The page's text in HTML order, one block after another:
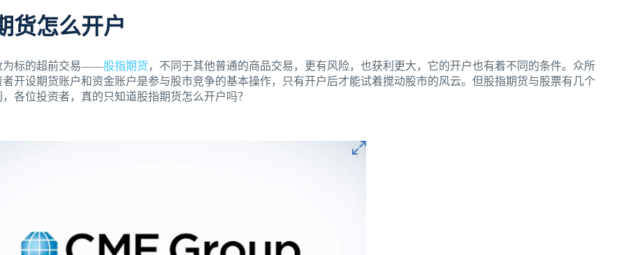
货怎么开户
为标的超前交易——股指期货 ，不同于其他普通的商品交易，更有风险，也获利更大，它的开户也有着不同的条件。众所
开设期货账户和资金账户是参与股市竞争的基本操作，只有开户后才能试着搅动股市的风云。但股指期货与股票有几个
各位投资者，真的只知道股指期货怎么开户吗？